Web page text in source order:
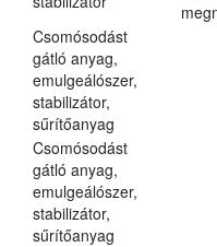
Csomósodást
gátló anyag,
emulgeálószer,
stabilizátor,
sűrítőanyag
Csomósodást
gátló anyag,
emulgeálószer,
stabilizátor,
sűrítőanyag